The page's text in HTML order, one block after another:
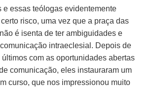
e essas teólogas evidentemente
risco, uma vez que a praça das
é isenta de ter ambiguidades e
intraeclesial. Depois de
com as oportunidades abertas
comunicação, eles instauraram um
curso, que nos impressionou muito